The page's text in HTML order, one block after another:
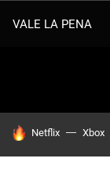
VALE LA PENA
HOY SE HABLA
Netflix Xbox